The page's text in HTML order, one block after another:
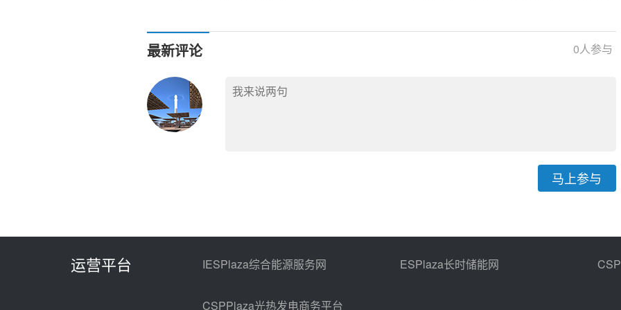
最新评论 0人参与
马上参与
运营平台 IESPlaza综合能源服务网 ESPlaza长时储能网
CSPPlaza光热发电商务平台